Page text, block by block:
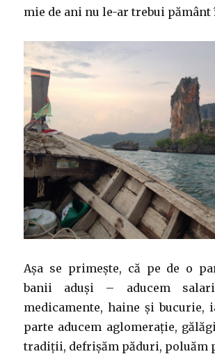
mie de ani nu le-ar trebui pământ
Așa se primește, că pe de o
banii aduși – aducem
medicamente, haine și bucurie,
parte aducem aglomerație,
tradiții, defrișăm păduri, poluăm